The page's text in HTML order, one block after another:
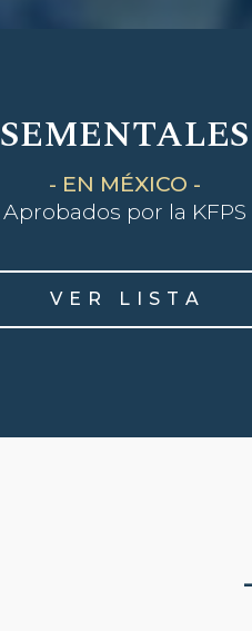
SEMENTALES
- EN MÉXICO -
Aprobados por la KFPS
V E R L I S T A